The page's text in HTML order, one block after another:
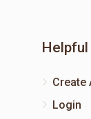
Create
Login